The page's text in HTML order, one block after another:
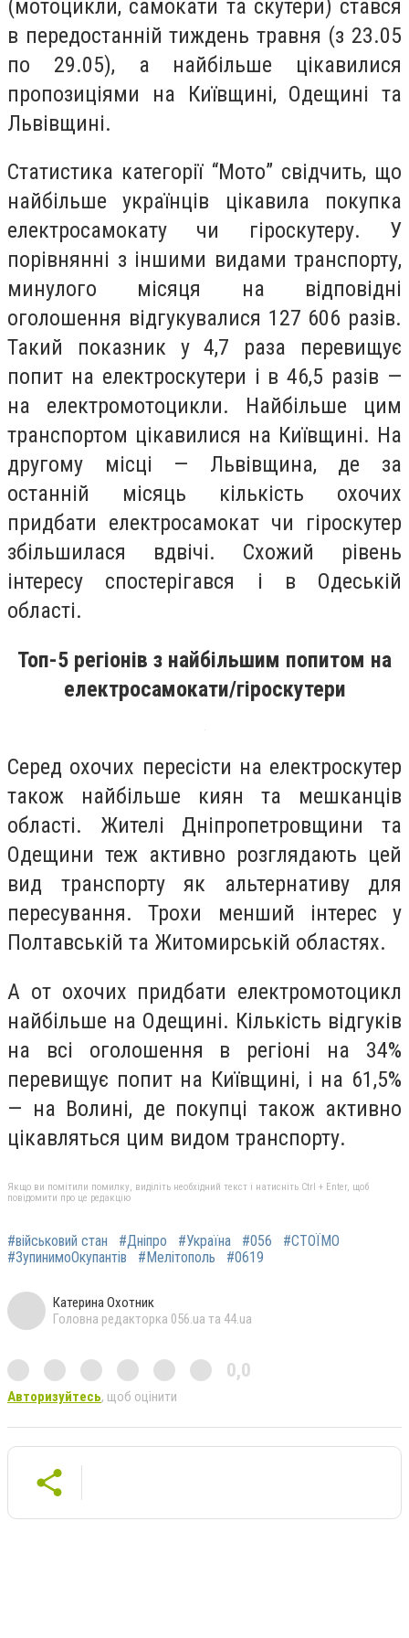
(мотоцикли, самокати та скутери) стався
в передостанній тиждень травня (з 23.05
по 29.05), а найбільше цікавилися
пропозиціями на Київщині, Одещині та
Львівщині.
Статистика категорії “Мото” свідчить, що
найбільше українців цікавила покупка
електросамокату чи гіроскутеру. У
порівнянні з іншими видами транспорту,
минулого місяця на відповідні
оголошення відгукувалися 127 606 разів.
Такий показник у 4,7 раза перевищує
попит на електроскутери і в 46,5 разів —
на електромотоцикли. Найбільше цим
транспортом цікавилися на Київщині. На
другому місці — Львівщина, де за
останній місяць кількість охочих
придбати електросамокат чи гіроскутер
збільшилася вдвічі. Схожий рівень
інтересу спостерігався і в Одеській
області.
Топ-5 регіонів з найбільшим попитом на
електросамокати/гіроскутери
Серед охочих пересісти на електроскутер
також найбільше киян та мешканців
області. Жителі Дніпропетровщини та
Одещини теж активно розглядають цей
вид транспорту як альтернативу для
пересування. Трохи менший інтерес у
Полтавській та Житомирській областях.
А от охочих придбати електромотоцикл
найбільше на Одещині. Кількість відгуків
на всі оголошення в регіоні на 34%
перевищує попит на Київщині, і на 61,5%
— на Волині, де покупці також активно
цікавляться цим видом транспорту.
Якщо ви помітили помилку, виділіть необхідний текст і натисніть Ctrl + Enter, щоб
повідомити про це редакцію
#військовий стан #Дніпро #Україна #056
#СТОЇМО
#ЗупинимоОкупантів
#Мелітополь #0619
Катерина Охотник
Головна редакторка 056.ua та 44.ua
0,0
Авторизуйтесь, щоб оцінити